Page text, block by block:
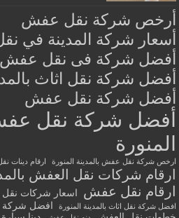
أرخص شركة نقل عفش
أسعار شركة المدينة في
أفضل شركة فى نقل عفش
أفضل شركة نقل اثاث
أفضل شركة نقل عفش
أفضل شركة نقل عفش
المنورة
ارخص شركة نقل عفش بالمدينة المنورة ارقام دينات
ارقام شركات نقل العفش
ارقام نقل عفش اسعار شركات
افضل شركة نقل اثاث بالمدينة المنورة
افضل شركة